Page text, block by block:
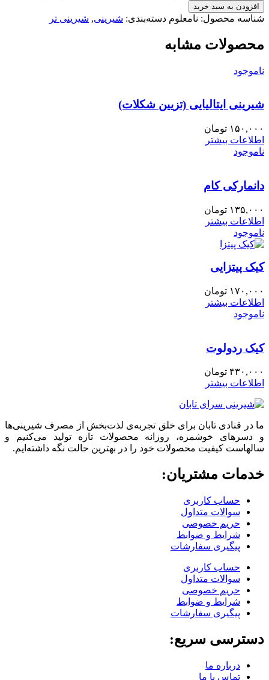
افزودن به سبد خرید
شناسه محصول: نامعلوم دسته‌بندی: شیرینی, شیرینی تر
محصولات مشابه
ناموجود
شیرینی ایتالیایی (تزیین شکلات)
۱۵۰,۰۰۰ تومان
اطلاعات بیشتر
ناموجود
دانمارکی کام
۱۳۵,۰۰۰ تومان
اطلاعات بیشتر
ناموجود
کیک پیتزایی
۱۷۰,۰۰۰ تومان
اطلاعات بیشتر
ناموجود
کیک ردولوت
۴۳۰,۰۰۰ تومان
اطلاعات بیشتر
ما در قنادی تابان برای خلق تجربه‌ی لذت‌بخش از مصرف شیرینی‌ها
و دسرهای خوشمزه، روزانه محصولات تازه تولید می‌کنیم و
سالهاست کیفیت محصولات خود را در بهترین حالت نگه داشته‌ایم.
خدمات مشتریان:
حساب کاربری
سوالات متداول
حریم خصوصی
شرایط و ضوابط
پیگیری سفارشات
حساب کاربری
سوالات متداول
حریم خصوصی
شرایط و ضوابط
پیگیری سفارشات
دسترسی سریع:
درباره ما
تماس با ما